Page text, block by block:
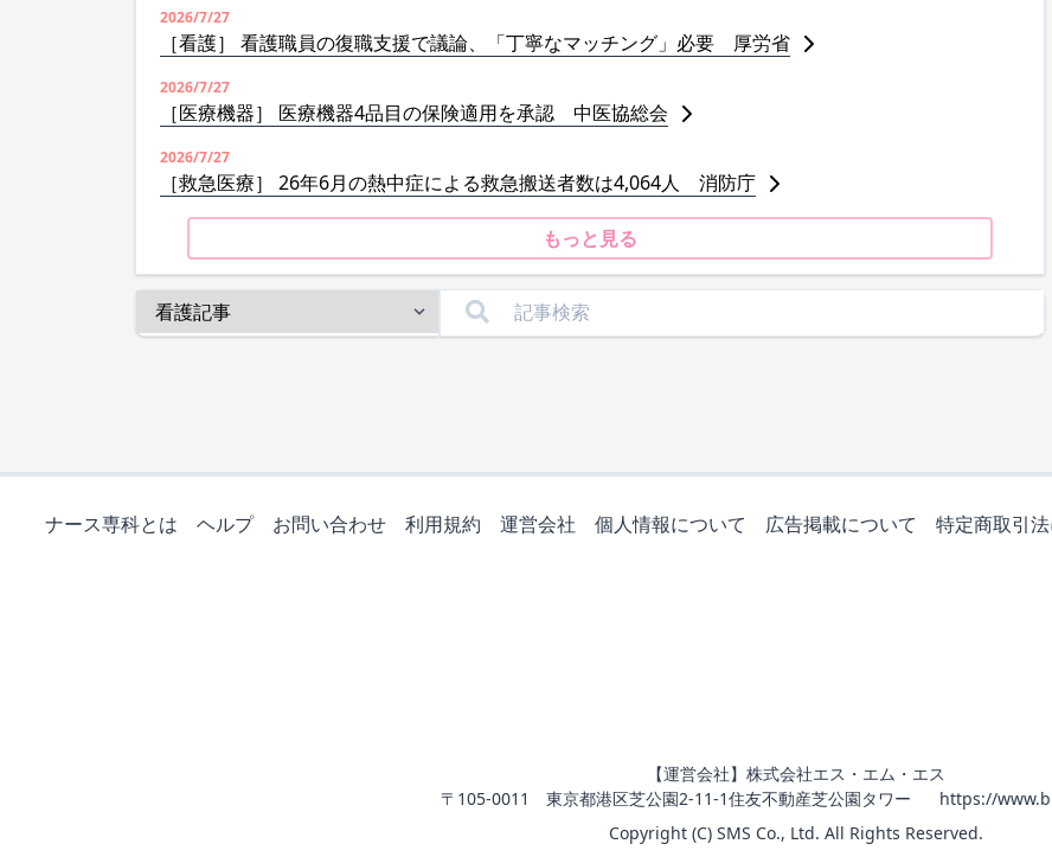
2026/7/27
［看護］ 看護職員の復職支援で議論、「丁寧なマッチング」必要 厚労省
2026/7/27
［医療機器］ 医療機器4品目の保険適用を承認 中医協総会
2026/7/27
［救急医療］ 26年6月の熱中症による救急搬送者数は4,064人 消防庁
もっと見る
ナース専科とは ヘルプ お問い合わせ 利用規約 運営会社 個人情報について 広告掲載について 特定商取引
【運営会社】株式会社エス・エム・エス
〒105-0011 東京都港区芝公園2-11-1住友不動産芝公園タワー
https://
Copyright (C) SMS Co., Ltd. All Rights Reserved.